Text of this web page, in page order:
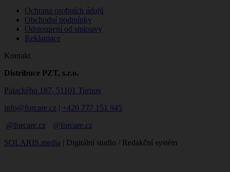
Ochrana osobních údajů
Obchodní podmínky
Odstoupení od smlouvy
Reklamace
Kontakt
Distribuce PZT, s.r.o.
Palackého 187, 51101 Turnov
info@forcare.cz | +420 777 151 945
@forcare.cz
@forcare.cz
SOLARIS.media | Digitální studio / Redakční systém